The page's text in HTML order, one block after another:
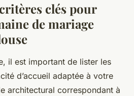
clés pour
de mariage
il est important de lister les
d’accueil adaptée à votre
architectural correspondant à